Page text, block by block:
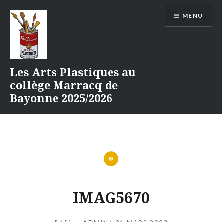
contenu
Les Arts Plastiques au
collège Marracq de
Bayonne 2025/2026
MENU
IMAG5670